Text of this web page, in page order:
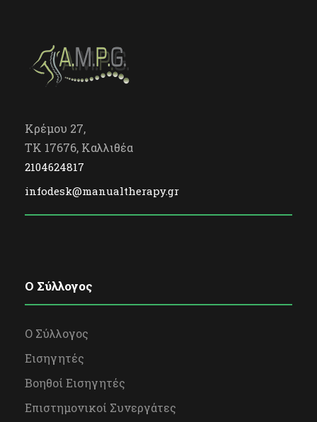
Κρέμου 27,
TK 17676, Καλλιθέα
2104624817
infodesk@manualtherapy.gr
O Σύλλογος
Ο Σύλλογος
Εισηγητές
Βοηθοί Εισηγητές
Επιστημονικοί Συνεργάτες